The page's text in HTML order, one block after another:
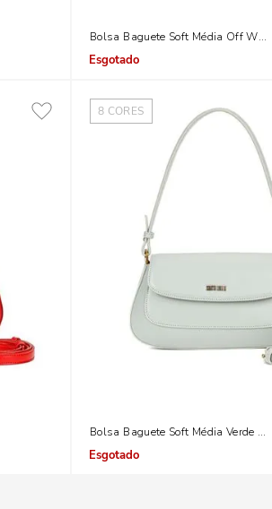
Bolsa Baguete Soft Média Off
Indisponível
8 CORES
Bolsa Baguete Soft Média Verde
Indisponível